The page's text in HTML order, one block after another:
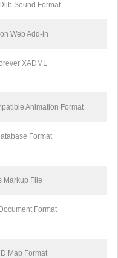
Sound Format
Web Add-in
XADML
Animation Format
Format
Markup File
Format
Map Format